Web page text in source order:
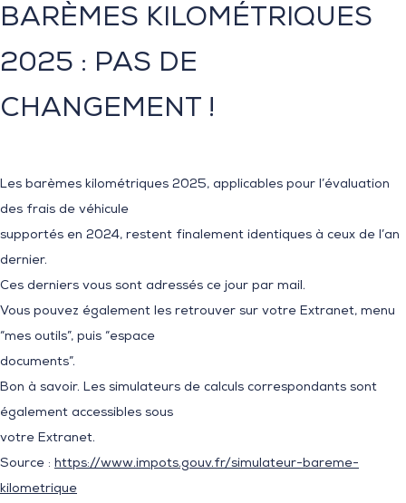
BARÈMES KILOMÉTRIQUES
2025 : PAS DE
CHANGEMENT !
Les barèmes kilométriques 2025, applicables pour l’évaluation
des frais de véhicule
supportés en 2024, restent finalement identiques à ceux de l’an
dernier.
Ces derniers vous sont adressés ce jour par mail.
Vous pouvez également les retrouver sur votre Extranet, menu
“mes outils”, puis “espace
documents”.
Bon à savoir. Les simulateurs de calculs correspondants sont
également accessibles sous
votre Extranet.
Source : https://www.impots.gouv.fr/simulateur-bareme-
kilometrique